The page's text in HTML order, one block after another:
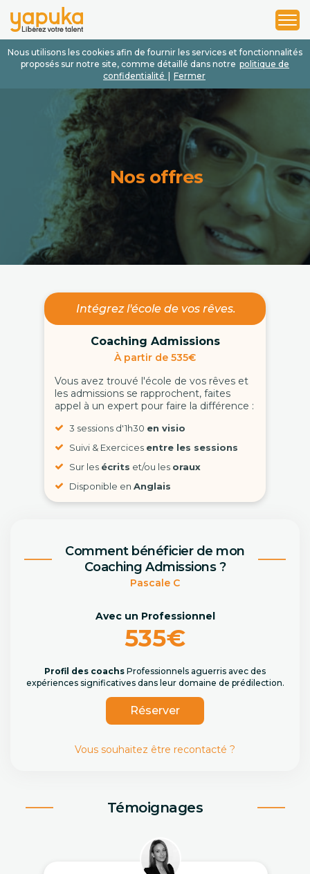
Nous utilisons les cookies afin de fournir les services et fonctionnalités
proposés sur notre site, comme détaillé dans notre politique de
confidentialité
Fermer
1
2
3
Nos offres
Intégrez l'école de vos rêves.
Coaching Admissions
À partir de 535€
Vous avez trouvé l'école de vos rêves et
les admissions se rapprochent, faites
appel à un expert pour faire la différence :
3 sessions d'1h30 en visio
Suivi & Exercices entre les sessions
Sur les écrits et/ou les oraux
Disponible en Anglais
Comment bénéficier de mon
Coaching Admissions ?
Pascale C
Avec un Professionnel
535€
Profil des coachs Professionnels aguerris avec des
expériences significatives dans leur domaine de prédilection.
Réserver
Vous souhaitez être recontacté ?
Témoignages